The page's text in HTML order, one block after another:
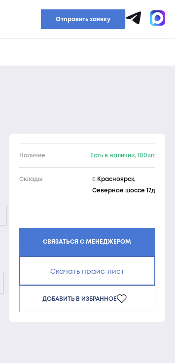
Отправить заявку
Наличие Есть в наличии, 100шт
Склады г. Красноярск,
Северное шоссе 17д
СВЯЗАТЬСЯ С МЕНЕДЖЕРОМ
Скачать прайс-лист
ДОБАВИТЬ В ИЗБРАННОЕ